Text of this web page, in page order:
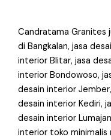
Candratama Granites
di Bangkalan, jasa
interior Blitar, jasa
interior Bondowoso,
desain interior
desain interior Kediri,
desain interior
interior toko